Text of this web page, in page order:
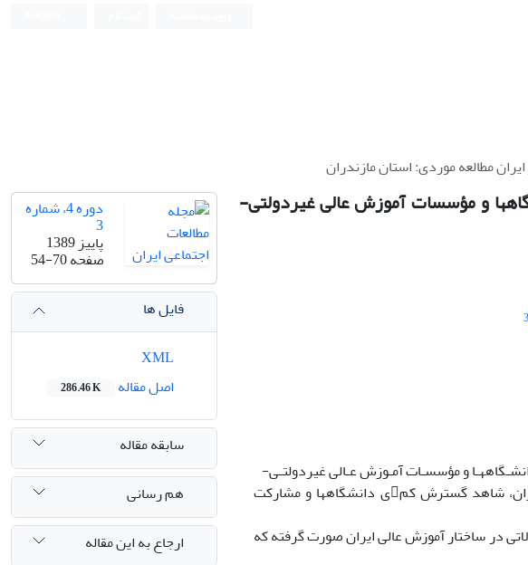
مطالعه موردی: استان مازندران
و مؤسسات آموزش عالی غیردولتی-
3
و مؤسسـات آمـوزش عـالی غیردولتـی-
غیرانتفاعی میپردازد. در سالهای گذشته، بخش آموزش عالی ایران، شاهد گسترش کمی دانشگاهها و مشارکت
بخش غیردولتی در حوزه آموزش بوده است. به عبارت دیگر، تحولاتی در ساختار آموزش عالی ایران صورت گرفته که
دوره 4، شماره
3
پاییز 1389
صفحه54-70
فایل ها
اصل مقاله
286.46 K
سابقه مقاله
هم رسانی
ارجاع به این مقاله